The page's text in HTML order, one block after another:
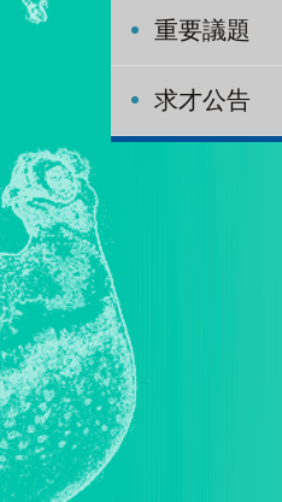
重要議題
求才公告